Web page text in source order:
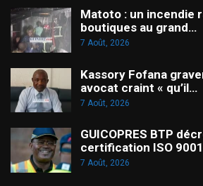
Matoto : un incendie
boutiques au grand…
7 Août, 2026
Kassory Fofana
avocat craint « qu’il…
7 Août, 2026
GUICOPRES BTP
certification ISO
7 Août, 2026